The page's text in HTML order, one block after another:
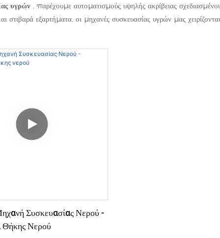
υγρών , παρέχουμε αυτοματισμούς υψηλής ακρίβειας
στιβαρά εξαρτήματα, οι μηχανές συσκευασίας υγρών μας
Συσκευασίας Νερού -
Θήκης Νερού